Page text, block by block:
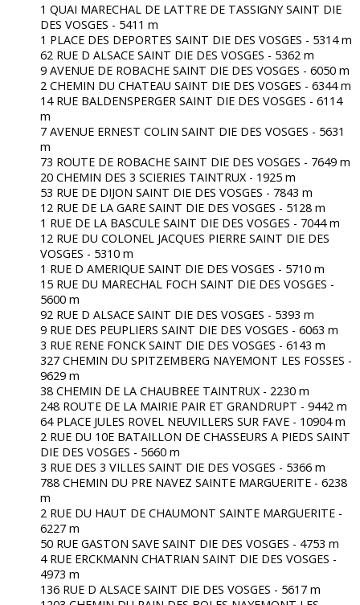
1 QUAI MARECHAL DE LATTRE DE TASSIGNY SAINT DIE
DES VOSGES - 5411 m
1 PLACE DES DEPORTES SAINT DIE DES VOSGES - 5314 m
62 RUE D ALSACE SAINT DIE DES VOSGES - 5362 m
9 AVENUE DE ROBACHE SAINT DIE DES VOSGES - 6050 m
2 CHEMIN DU CHATEAU SAINT DIE DES VOSGES - 6344 m
14 RUE BALDENSPERGER SAINT DIE DES VOSGES - 6114
m
7 AVENUE ERNEST COLIN SAINT DIE DES VOSGES - 5631
m
73 ROUTE DE ROBACHE SAINT DIE DES VOSGES - 7649 m
20 CHEMIN DES 3 SCIERIES TAINTRUX - 1925 m
53 RUE DE DIJON SAINT DIE DES VOSGES - 7843 m
12 RUE DE LA GARE SAINT DIE DES VOSGES - 5128 m
1 RUE DE LA BASCULE SAINT DIE DES VOSGES - 7044 m
12 RUE DU COLONEL JACQUES PIERRE SAINT DIE DES
VOSGES - 5310 m
1 RUE D AMERIQUE SAINT DIE DES VOSGES - 5710 m
15 RUE DU MARECHAL FOCH SAINT DIE DES VOSGES -
5600 m
92 RUE D ALSACE SAINT DIE DES VOSGES - 5393 m
9 RUE DES PEUPLIERS SAINT DIE DES VOSGES - 6063 m
3 RUE RENE FONCK SAINT DIE DES VOSGES - 6143 m
327 CHEMIN DU SPITZEMBERG NAYEMONT LES FOSSES -
9629 m
38 CHEMIN DE LA CHAUBREE TAINTRUX - 2230 m
248 ROUTE DE LA MAIRIE PAIR ET GRANDRUPT - 9442 m
64 PLACE JULES ROVEL NEUVILLERS SUR FAVE - 10904 m
2 RUE DU 10E BATAILLON DE CHASSEURS A PIEDS SAINT
DIE DES VOSGES - 5660 m
3 RUE DES 3 VILLES SAINT DIE DES VOSGES - 5366 m
788 CHEMIN DU PRE NAVEZ SAINTE MARGUERITE - 6238
m
2 RUE DU HAUT DE CHAUMONT SAINTE MARGUERITE -
6227 m
50 RUE GASTON SAVE SAINT DIE DES VOSGES - 4753 m
4 RUE ERCKMANN CHATRIAN SAINT DIE DES VOSGES -
4973 m
136 RUE D ALSACE SAINT DIE DES VOSGES - 5617 m